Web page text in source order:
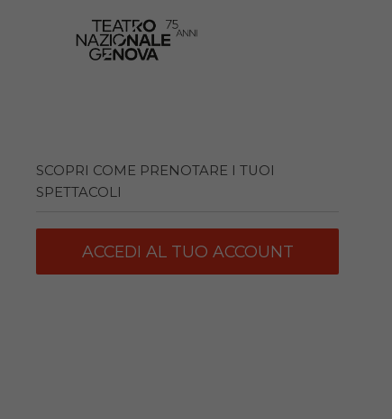
SCOPRI COME PRENOTARE I TUOI
SPETTACOLI
ACCEDI AL TUO ACCOUNT